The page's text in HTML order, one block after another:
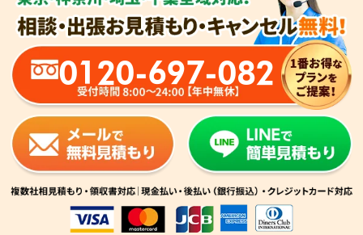
0120-697-082